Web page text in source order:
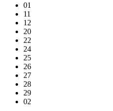
01
11
12
20
22
24
25
26
27
28
29
02